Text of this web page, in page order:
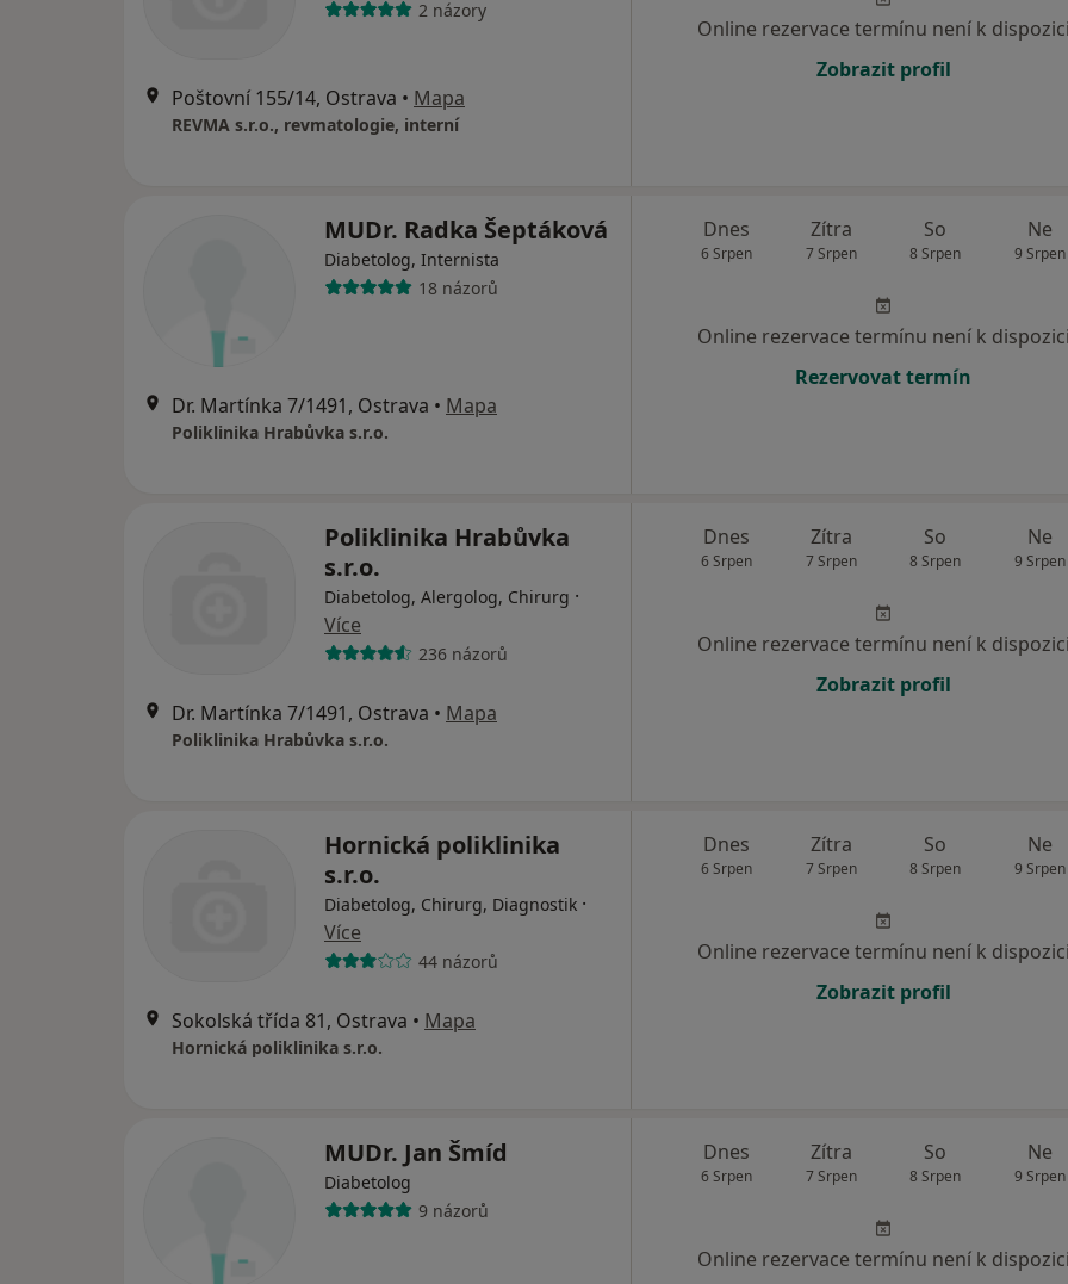
2 názory
Poštovní 155/14, Ostrava • Mapa
REVMA s.r.o., revmatologie, interní
Online rezervace termínu není k dispozici
Zobrazit profil
MUDr. Radka Šeptáková
Diabetolog, Internista
18 názorů
Dr. Martínka 7/1491, Ostrava • Mapa
Poliklinika Hrabůvka s.r.o.
Dnes
6 Srpen
Zítra
7 Srpen
So
8 Srpen
Ne
9 Srpen
Online rezervace termínu není k dispozici
Rezervovat termín
Poliklinika Hrabůvka
s.r.o.
Diabetolog, Alergolog, Chirurg ·
Více
236 názorů
Dr. Martínka 7/1491, Ostrava • Mapa
Poliklinika Hrabůvka s.r.o.
Dnes
6 Srpen
Zítra
7 Srpen
So
8 Srpen
Ne
9 Srpen
Online rezervace termínu není k dispozici
Zobrazit profil
Hornická poliklinika
s.r.o.
Diabetolog, Chirurg, Diagnostik ·
Více
44 názorů
Sokolská třída 81, Ostrava • Mapa
Hornická poliklinika s.r.o.
Dnes
6 Srpen
Zítra
7 Srpen
So
8 Srpen
Ne
9 Srpen
Online rezervace termínu není k dispozici
Zobrazit profil
MUDr. Jan Šmíd
Diabetolog
9 názorů
Dnes
6 Srpen
Zítra
7 Srpen
So
8 Srpen
Ne
9 Srpen
Online rezervace termínu není k dispozici